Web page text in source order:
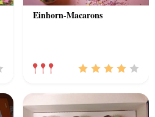
Einhorn-Macarons